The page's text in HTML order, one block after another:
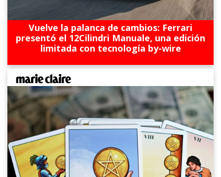
Vuelve la palanca de cambios: Ferrari
presentó el 12Cilindri Manuale, una edición
limitada con tecnología by-wire